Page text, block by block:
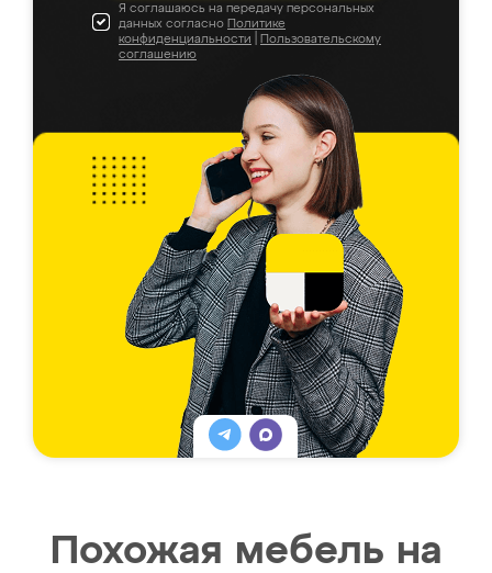
Я соглашаюсь на передачу персональных
данных согласно Политике
конфиденциальности
Пользовательскому
соглашению
Похожая мебель на